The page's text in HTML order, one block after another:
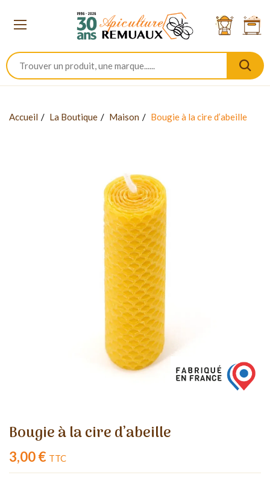
Accueil La Boutique Maison Bougie à la cire d’abeille
Bougie à la cire d’abeille
3,00 € TTC